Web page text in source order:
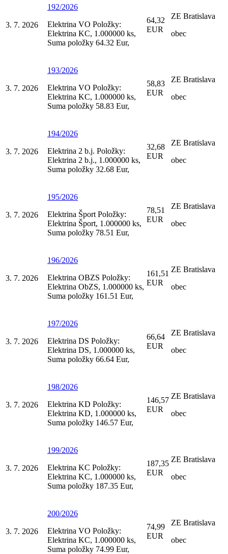
3. 7. 2026
192/2026
Elektrina VO Položky:
Elektrina KC, 1.000000 ks,
Suma položky 64.32 Eur,
64,32
EUR
ZE Bratislava
obec
3. 7. 2026
193/2026
Elektrina VO Položky:
Elektrina KC, 1.000000 ks,
Suma položky 58.83 Eur,
58,83
EUR
ZE Bratislava
obec
3. 7. 2026
194/2026
Elektrina 2 b.j. Položky:
Elektrina 2 b.j., 1.000000 ks,
Suma položky 32.68 Eur,
32,68
EUR
ZE Bratislava
obec
3. 7. 2026
195/2026
Elektrina Šport Položky:
Elektrina Šport, 1.000000 ks,
Suma položky 78.51 Eur,
78,51
EUR
ZE Bratislava
obec
3. 7. 2026
196/2026
Elektrina OBZS Položky:
Elektrina ObZS, 1.000000 ks,
Suma položky 161.51 Eur,
161,51
EUR
ZE Bratislava
obec
3. 7. 2026
197/2026
Elektrina DS Položky:
Elektrina DS, 1.000000 ks,
Suma položky 66.64 Eur,
66,64
EUR
ZE Bratislava
obec
3. 7. 2026
198/2026
Elektrina KD Položky:
Elektrina KD, 1.000000 ks,
Suma položky 146.57 Eur,
146,57
EUR
ZE Bratislava
obec
3. 7. 2026
199/2026
Elektrina KC Položky:
Elektrina KC, 1.000000 ks,
Suma položky 187.35 Eur,
187,35
EUR
ZE Bratislava
obec
3. 7. 2026
200/2026
Elektrina VO Položky:
Elektrina KC, 1.000000 ks,
Suma položky 74.99 Eur,
74,99
EUR
ZE Bratislava
obec